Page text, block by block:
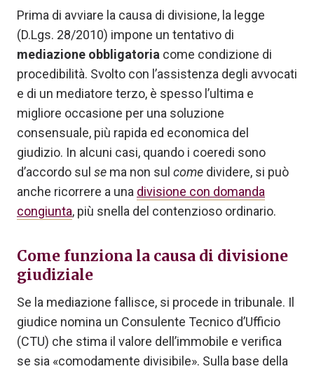
Prima di avviare la causa di divisione, la legge
(D.Lgs. 28/2010) impone un tentativo di
mediazione obbligatoria come condizione di
procedibilità. Svolto con l’assistenza degli avvocati
e di un mediatore terzo, è spesso l’ultima e
migliore occasione per una soluzione
consensuale, più rapida ed economica del
giudizio. In alcuni casi, quando i coeredi sono
d’accordo sul se ma non sul come dividere, si può
anche ricorrere a una divisione con domanda
congiunta, più snella del contenzioso ordinario.
Come funziona la causa di divisione
giudiziale
Se la mediazione fallisce, si procede in tribunale. Il
giudice nomina un Consulente Tecnico d’Ufficio
(CTU) che stima il valore dell’immobile e verifica
se sia «comodamente divisibile». Sulla base della